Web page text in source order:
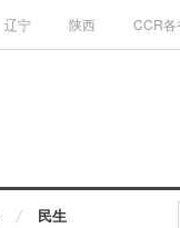
辽宁 陕西 CCR各
民生